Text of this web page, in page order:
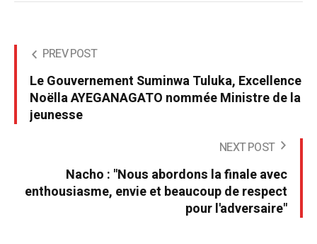
PREV POST
Le Gouvernement Suminwa Tuluka, Excellence
Noëlla AYEGANAGATO nommée Ministre de la
jeunesse
NEXT POST
Nacho : "Nous abordons la finale avec
enthousiasme, envie et beaucoup de respect
pour l'adversaire"